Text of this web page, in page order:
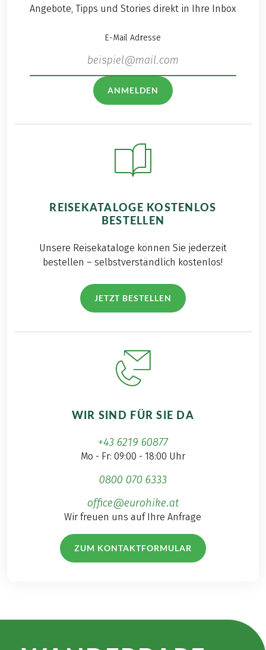
Angebote, Tipps und Stories direkt in Ihre Inbox
E-Mail Adresse
ANMELDEN
REISEKATALOGE KOSTENLOS
BESTELLEN
Unsere Reisekataloge können Sie jederzeit
bestellen – selbstverständlich kostenlos!
JETZT BESTELLEN
WIR SIND FÜR SIE DA
+43 6219 60877
Mo - Fr: 09:00 - 18:00 Uhr
0800 070 6333
office@eurohike.at
Wir freuen uns auf Ihre Anfrage
ZUM KONTAKTFORMULAR